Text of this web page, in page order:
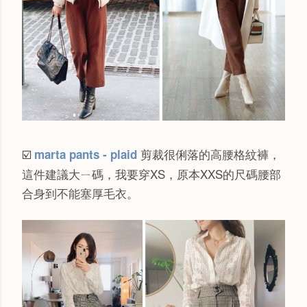
☑️ marta pants - plaid 剪裁很俐落的高腰格紋褲，
這件建議大ㄧ碼，我要穿XS，原本XXS的尺碼腰部
合身到不能塞厚毛衣。